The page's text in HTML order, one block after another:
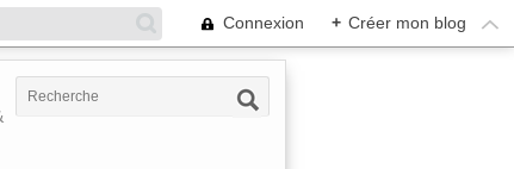
Connexion + Créer mon blog